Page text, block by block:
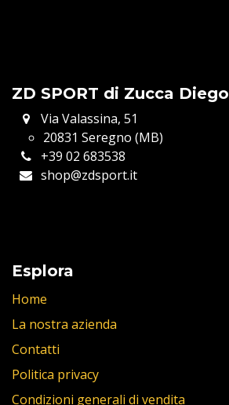
ZD SPORT di Zucca Diego
Via Valassina, 51
20831 Seregno (MB)
+39 02 683538
shop@zdsport.it
Esplora
Home
La nostra azienda
Contatti
Politica privacy
Condizioni generali di vendita